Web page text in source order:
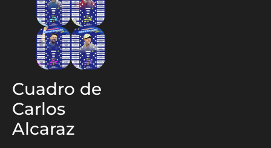
Cuadro de
Carlos
Alcaraz